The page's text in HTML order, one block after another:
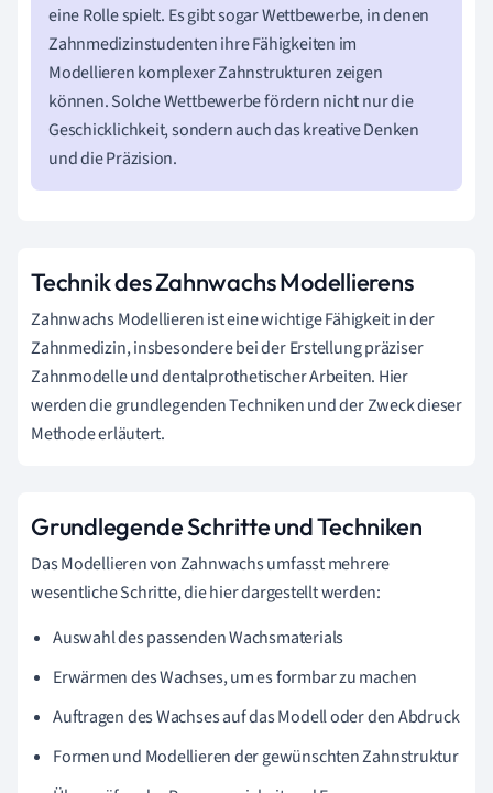
eine Rolle spielt. Es gibt sogar Wettbewerbe, in denen
Zahnmedizinstudenten ihre Fähigkeiten im
Modellieren komplexer Zahnstrukturen zeigen
können. Solche Wettbewerbe fördern nicht nur die
Geschicklichkeit, sondern auch das kreative Denken
und die Präzision.
Technik des Zahnwachs Modellierens
Zahnwachs Modellieren ist eine wichtige Fähigkeit in der
Zahnmedizin, insbesondere bei der Erstellung präziser
Zahnmodelle und dentalprothetischer Arbeiten. Hier
werden die grundlegenden Techniken und der Zweck dieser
Methode erläutert.
Grundlegende Schritte und Techniken
Das Modellieren von Zahnwachs umfasst mehrere
wesentliche Schritte, die hier dargestellt werden:
Auswahl des passenden Wachsmaterials
Erwärmen des Wachses, um es formbar zu machen
Auftragen des Wachses auf das Modell oder den Abdruck
Formen und Modellieren der gewünschten Zahnstruktur